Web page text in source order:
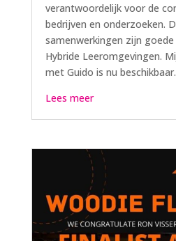
verantwoordelijk voor de
bedrijven en onderzoeken.
samenwerkingen zijn
Hybride Leeromgevingen.
met Guido is nu
Lees meer